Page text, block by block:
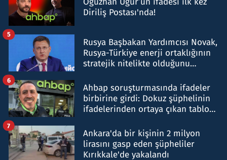
Diriliş Postası'nda!
Rusya Başbakan Yardımcısı Novak,
Rusya-Türkiye enerji ortaklığının
stratejik nitelikte olduğunu
5
Ahbap soruşturmasında ifadeler
birbirine girdi: Dokuz şüphelinin
ifadelerinden ortaya çıkan tablo
6
Ankara'da bir kişinin 2 milyon
lirasını gasp eden şüpheliler
Kırıkkale'de yakalandı
7